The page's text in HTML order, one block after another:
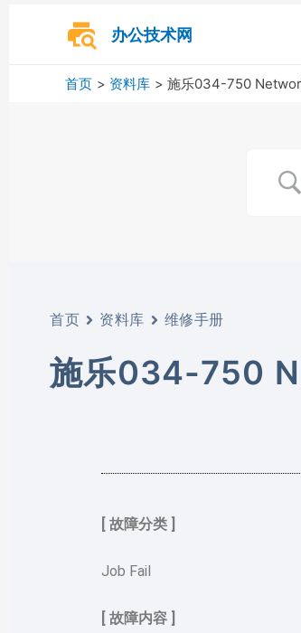
办公技术网
首页 资料库 施乐034-750
首页 资料库 维修手册
施乐034-750
[ 故障分类 ]
Job Fail
[ 故障内容 ]